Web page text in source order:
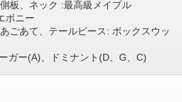
板、ネック :最高級メイプル
ボニー
ごあて、テールピース: ボックスウッ
ガー(A)、ドミナント(D、G、C)